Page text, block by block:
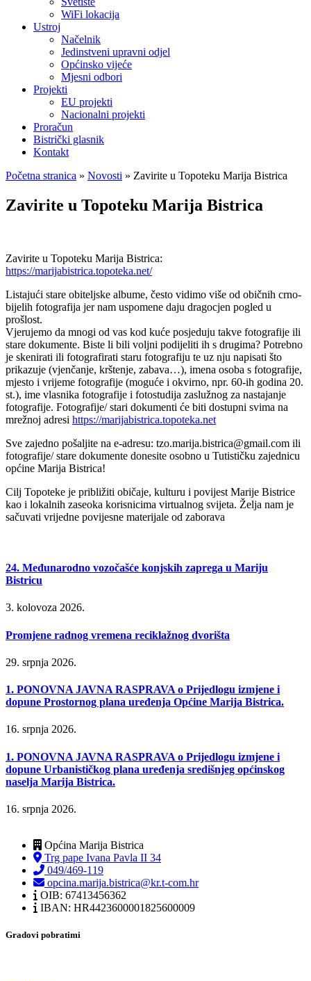
WiFi lokacija
Ustroj
Načelnik
Jedinstveni upravni odjel
Općinsko vijeće
Mjesni odbori
Projekti
EU projekti
Nacionalni projekti
Proračun
Bistrički glasnik
Kontakt
Početna stranica » Novosti » Zavirite u Topoteku Marija Bistrica
Zavirite u Topoteku Marija Bistrica
Zavirite u Topoteku Marija Bistrica:
https://marijabistrica.topoteka.net/
Listajući stare obiteljske albume, često vidimo više od običnih crno-
bijelih fotografija jer nam uspomene daju dragocjen pogled u
prošlost.
Vjerujemo da mnogi od vas kod kuće posjeduju takve fotografije ili
stare dokumente. Biste li bili voljni podijeliti ih s drugima? Potrebno
je skenirati ili fotografirati staru fotografiju te uz nju napisati što
prikazuje (vjenčanje, krštenje, zabava…), imena osoba s fotografije,
mjesto i vrijeme fotografije (moguće i okvirno, npr. 60-ih godina 20.
st.), ime vlasnika fotografije i fotostudija zaslužnog za nastajanje
fotografije. Fotografije/ stari dokumenti će biti dostupni svima na
mrežnoj adresi https://marijabistrica.topoteka.net
Sve zajedno pošaljite na e-adresu: tzo.marija.bistrica@gmail.com ili
fotografije/ stare dokumente donesite osobno u Tutističku zajednicu
općine Marija Bistrica!
Cilj Topoteke je približiti običaje, kulturu i povijest Marije Bistrice
kao i lokalnih zaseoka korisnicima virtualnog svijeta. Želja nam je
sačuvati vrijedne povijesne materijale od zaborava
24. Međunarodno vozočašće konjskih zaprega u Mariju
Bistricu
3. kolovoza 2026.
Promjene radnog vremena reciklažnog dvorišta
29. srpnja 2026.
1. PONOVNA JAVNA RASPRAVA o Prijedlogu izmjene i
dopune Prostornog plana uređenja Općine Marija Bistrica.
16. srpnja 2026.
1. PONOVNA JAVNA RASPRAVA o Prijedlogu izmjene i
dopune Urbanističkog plana uređenja središnjeg općinskog
naselja Marija Bistrica.
16. srpnja 2026.
Općina Marija Bistrica
Trg pape Ivana Pavla II 34
049/469-119
opcina.marija.bistrica@kr.t-com.hr
OIB: 67413456362
IBAN: HR4423600001825600009
Gradovi pobratimi